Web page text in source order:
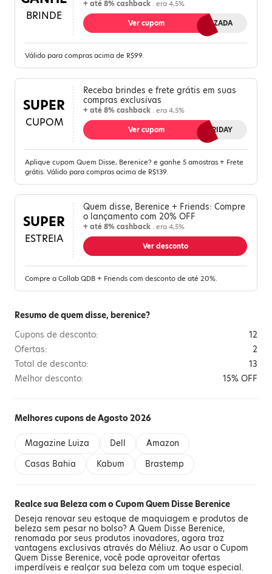
BRINDE
+ até 8% cashback . era 4,5%
ORGANIZADA
Ver cupom
Válido para compras acima de R$99.
SUPER
CUPOM
Receba brindes e frete grátis em suas
compras exclusivas
+ até 8% cashback . era 4,5%
HAPPYFRIDAY
Ver cupom
Aplique cupom Quem Disse, Berenice? e ganhe 5 amostras + Frete
grátis. Válido para compras acima de R$139.
SUPER
ESTREIA
Quem disse, Berenice + Friends: Compre
o lançamento com 20% OFF
+ até 8% cashback . era 4,5%
Ver desconto
Compre a Collab QDB + Friends com desconto de até 20%.
Resumo de quem disse, berenice?
Cupons de desconto:
12
Ofertas:
2
Total de desconto:
13
Melhor desconto:
15% OFF
Melhores cupons de Agosto 2026
Magazine Luiza Dell
Amazon
Casas Bahia
Kabum Brastemp
Realce sua Beleza com o Cupom Quem Disse Berenice
Deseja renovar seu estoque de maquiagem e produtos de
beleza sem pesar no bolso? A Quem Disse Berenice,
renomada por seus produtos inovadores, agora traz
vantagens exclusivas através do Méliuz. Ao usar o Cupom
Quem Disse Berenice, você pode aproveitar ofertas
imperdíveis e realçar sua beleza com um toque especial.